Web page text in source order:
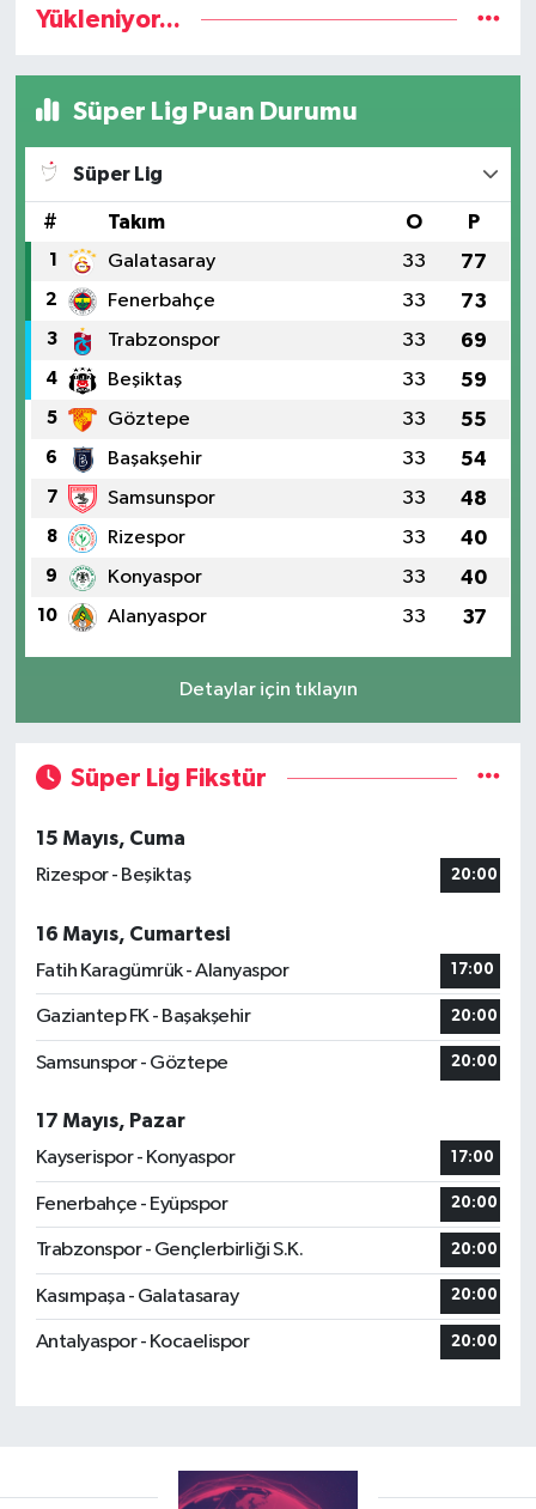
Yükleniyor...
Süper Lig Puan Durumu
Süper Lig
# Takım O P
1 Galatasaray 33 77
2 Fenerbahçe 33 73
3 Trabzonspor 33 69
4 Beşiktaş 33 59
5 Göztepe 33 55
6 Başakşehir 33 54
7 Samsunspor 33 48
8 Rizespor 33 40
9 Konyaspor 33 40
10 Alanyaspor 33 37
Detaylar için tıklayın
Süper Lig Fikstür
15 Mayıs, Cuma
Rizespor - Beşiktaş
20:00
16 Mayıs, Cumartesi
Fatih Karagümrük - Alanyaspor
17:00
Gaziantep FK - Başakşehir 20:00
Samsunspor - Göztepe 20:00
17 Mayıs, Pazar
Kayserispor - Konyaspor
17:00
Fenerbahçe - Eyüpspor 20:00
Trabzonspor - Gençlerbirliği S.K. 20:00
Kasımpaşa - Galatasaray 20:00
Antalyaspor - Kocaelispor 20:00